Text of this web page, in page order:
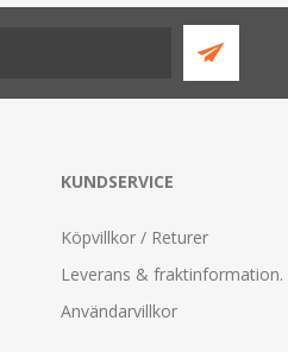
KUNDSERVICE
Köpvillkor / Returer
Leverans & fraktinformation.
Användarvillkor